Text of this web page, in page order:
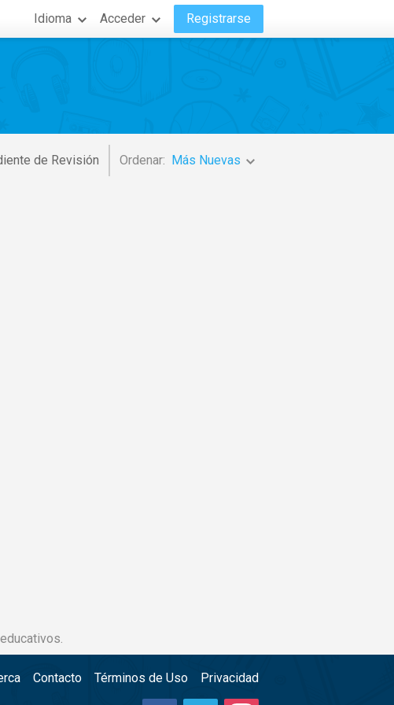
Idioma Acceder Registrarse
de Revisión Ordenar: Más Nuevas
Contacto Términos de Uso Privacidad